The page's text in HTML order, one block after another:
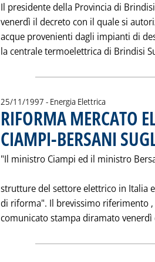
Il presidente della Provincia di
venerdì il decreto con il quale si
acque provenienti dagli impianti di
la centrale termoelettrica di Brindisi
25/11/1997 - Energia Elettrica
RIFORMA MERCATO
CIAMPI-BERSANI
"Il ministro Ciampi ed il ministro
strutture del settore elettrico in Italia
di riforma". Il brevissimo riferimento
comunicato stampa diramato